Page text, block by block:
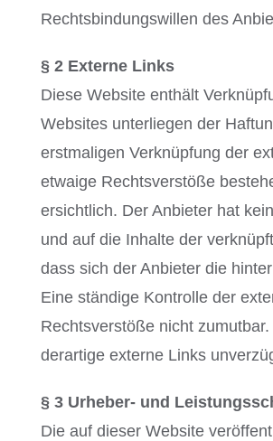
Rechtsbindungswillen des
§ 2 Externe Links
Diese Website enthält
Websites unterliegen der
erstmaligen Verknüpfung der
etwaige Rechtsverstöße
ersichtlich. Der Anbieter hat
und auf die Inhalte der
dass sich der Anbieter die
Eine ständige Kontrolle der
Rechtsverstöße nicht
derartige externe Links
§ 3 Urheber- und
Die auf dieser Website